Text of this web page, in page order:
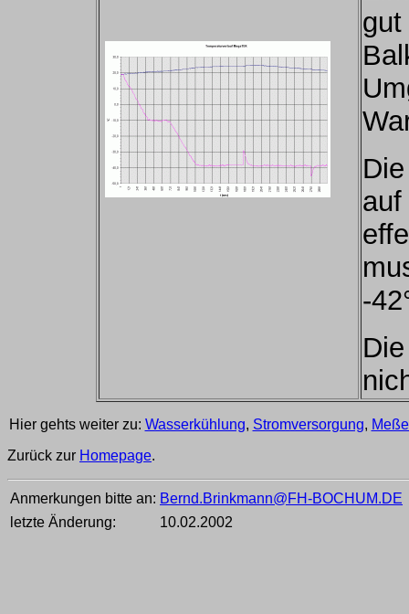
gut
auf
-
Hier gehts weiter zu: Wasserkühlung, Stromversorgung,
Zurück zur Homepage.
Anmerkungen bitte an: Bernd.Brinkmann@FH-BOCHUM.DE
letzte Änderung:
10.02.2002